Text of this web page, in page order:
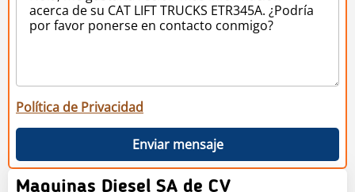
Política de Privacidad
Enviar mensaje
Maquinas Diesel SA de CV